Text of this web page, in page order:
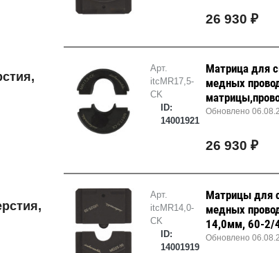
26 930 ₽
Арт.
itcMR17,5-
CK
ID:
14001921
Матрица для
медных
Обновлено
26 930 ₽
Арт.
itcMR14,0-
CK
ID:
14001919
Матрицы для
медных
14,0мм, 60-2/
Обновлено